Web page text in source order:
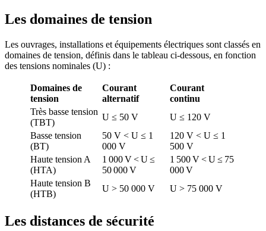
Les domaines de tension
Les ouvrages, installations et équipements électriques sont classés en
domaines de tension, définis dans le tableau ci-dessous, en fonction
des tensions nominales (U) :
Domaines de
tension
Courant
alternatif
Courant
continu
Très basse tension
(TBT)
U ≤ 50 V
U ≤ 120 V
Basse tension
(BT)
50 V < U ≤ 1
000 V
120 V < U ≤ 1
500 V
Haute tension A
(HTA)
1 000 V < U ≤
50 000 V
1 500 V < U ≤ 75
000 V
Haute tension B
(HTB)
U > 50 000 V U > 75 000 V
Les distances de sécurité